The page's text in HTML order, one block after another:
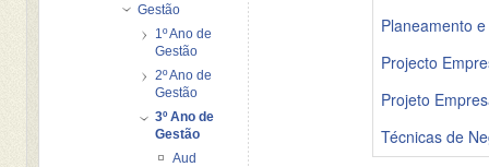
Planeamento
Projecto
Projeto
Técnicas de
Gestão
1º Ano de
Gestão
2º Ano de
Gestão
3º Ano de
Gestão
Aud